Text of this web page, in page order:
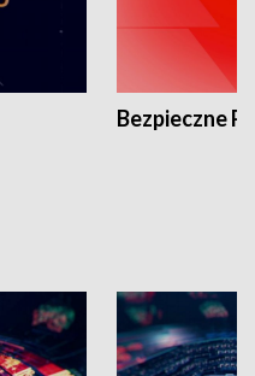
Bezpieczne